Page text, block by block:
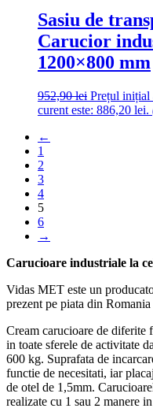
Sasiu de
Carucior
1200×800 mm
952,90lei Prețul inițial
curent este: 886,20 lei.
←
1
2
3
4
5
6
→
Carucioare industriale la
Vidas MET este un
prezent pe piata din
Cream carucioare de
in toate sferele de activitate
600 kg. Suprafata de
functie de necesitati, iar
de otel de 1,5mm.
realizate cu 1 sau 2 manere